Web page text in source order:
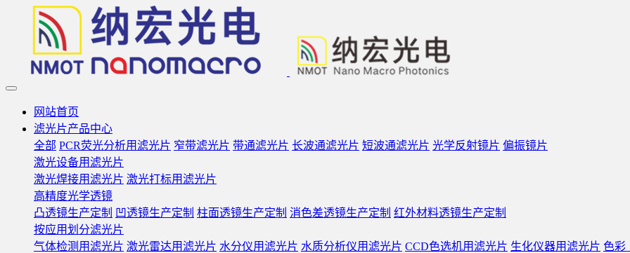
网站首页
滤光片产品中心
全部 PCR荧光分析用滤光片 窄带滤光片 带通滤光片 长波通滤光片 短波通滤光片 光学反射镜片 偏振镜片
激光设备用滤光片
激光焊接用滤光片 激光打标用滤光片
高精度光学透镜
凸透镜生产定制 凹透镜生产定制 柱面透镜生产定制 消色差透镜生产定制 红外材料透镜生产定制
按应用划分滤光片
气体检测用滤光片 激光雷达用滤光片 水分仪用滤光片 水质分析仪用滤光片 CCD色选机用滤光片 生化仪器用滤光片 色彩